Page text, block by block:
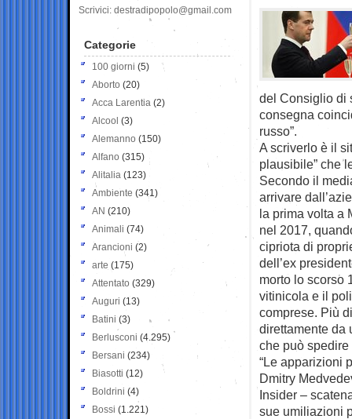
del Consiglio di
consegna
russo”.
A scriverlo è il
plausibile” che
Secondo il
arrivare
la prima volta a
nel 2017,
cipriota di
dell’ex
morto lo scorso
vitinicola e il
comprese. Più
direttamente da
che può
“Le apparizioni
Dmitry
Insider –
sue umiliazioni
Scrivici: destradipopolo@gmail.com
Categorie
100 giorni (5)
Aborto (20)
Acca Larentia (2)
Alcool (3)
Alemanno (150)
Alfano (315)
Alitalia (123)
Ambiente (341)
AN (210)
Animali (74)
Arancioni (2)
arte (175)
Attentato (329)
Auguri (13)
Batini (3)
Berlusconi (4.295)
Bersani (234)
Biasotti (12)
Boldrini (4)
Bossi (1.221)